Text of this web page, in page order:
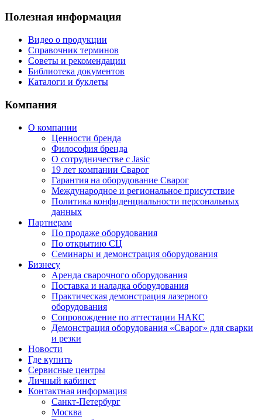
Полезная информация
Видео о продукции
Справочник терминов
Советы и рекомендации
Библиотека документов
Каталоги и буклеты
Компания
О компании
Ценности бренда
Философия бренда
О сотрудничестве с Jasic
19 лет компании Сварог
Гарантия на оборудование Сварог
Международное и региональное присутствие
Политика конфиденциальности персональных
данных
Партнерам
По продаже оборудования
По открытию СЦ
Семинары и демонстрация оборудования
Бизнесу
Аренда сварочного оборудования
Поставка и наладка оборудования
Практическая демонстрация лазерного
оборудования
Сопровождение по аттестации НАКС
Демонстрация оборудования «Сварог» для сварки
и резки
Новости
Где купить
Сервисные центры
Личный кабинет
Контактная информация
Санкт-Петербург
Москва